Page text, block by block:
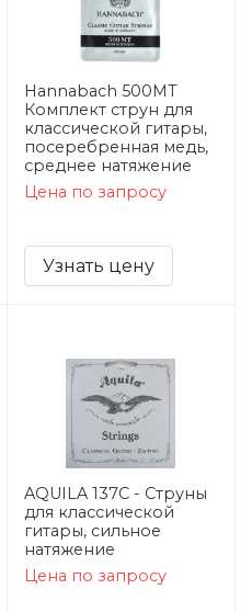
Hannabach 500MT
Комплект струн для
классической гитары,
посеребренная медь,
среднее натяжение
Цена по запросу
Узнать цену
AQUILA 137C - Струны
для классической
гитары, сильное
натяжение
Цена по запросу